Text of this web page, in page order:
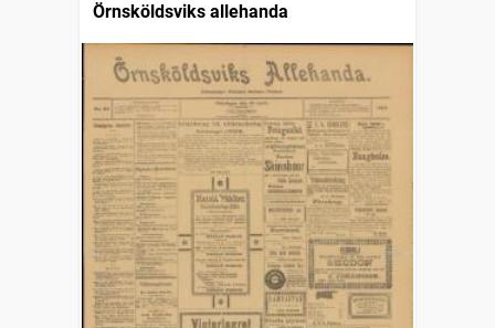
Örnsköldsviks allehanda